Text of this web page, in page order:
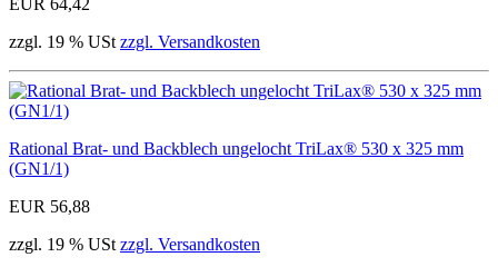
zzgl. 19 % USt zzgl. Versandkosten
Rational Brat- und Backblech ungelocht TriLax® 530 x 325 mm
(GN1/1)
EUR 56,88
zzgl. 19 % USt zzgl. Versandkosten